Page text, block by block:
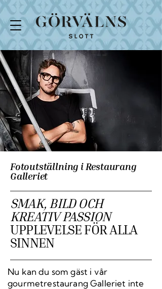
Fotoutställning i Restaurang
Galleriet
SMAK, BILD OCH
KREATIV PASSION
UPPLEVELSE FÖR ALLA
SINNEN
Nu kan du som gäst i vår
gourmetrestaurang Galleriet inte